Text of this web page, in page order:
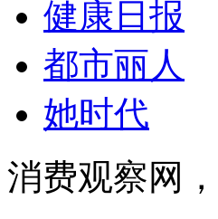
健康日报
都市丽人
她时代
消费观察网